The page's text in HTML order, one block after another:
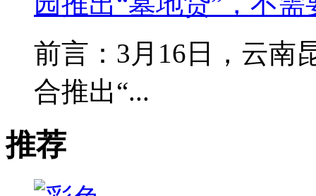
前言：3月16日，云南
合推出“...
推荐